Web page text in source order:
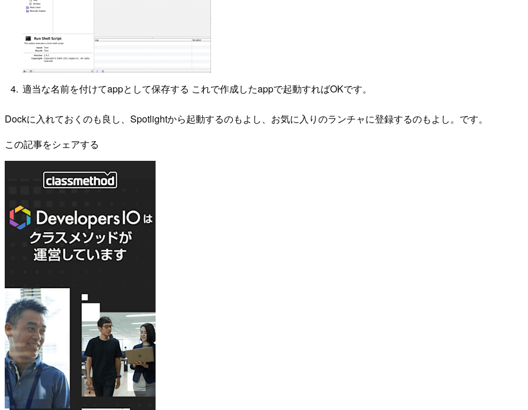
適当な名前を付けてappとして保存する これで作成したappで起動すればOKです。
Dockに入れておくのも良し、Spotlightから起動するのもよし、お気に入りのランチャに登録するのもよし。です。
この記事をシェアする